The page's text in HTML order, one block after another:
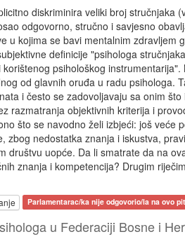
diskriminira veliki broj
odgovorno, stručno i savjesno
u kojima se bavi mentalnim
definicije "psihologa
psihološkog
od glavnih oruđa u radu psihologa.
i često se zadovoljavaju sa onim
razmatranja objektivnih kriterija i
što se navodno želi izbjeći: još
nedostatka znanja i iskustva,
društvu uopće. Da li smatrate da na
znanja i kompetencija? Drugim
Parlamentarac/ka nije odgovorio/la na ovo
u Federaciji Bosne i